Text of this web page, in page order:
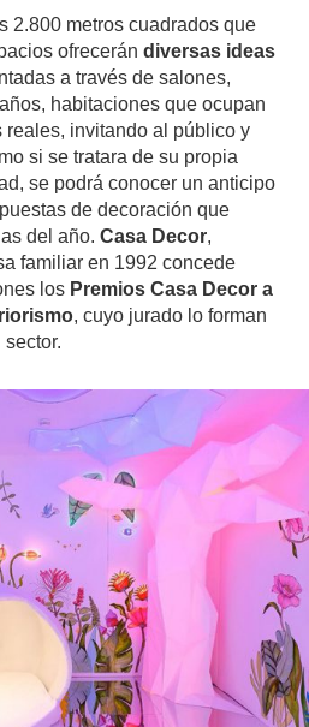
2.800 metros cuadrados que
ofrecerán diversas ideas
a través de salones,
habitaciones que ocupan
invitando al público y
si se tratara de su propia
se podrá conocer un anticipo
de decoración que
del año.Casa Decor,
familiar en 1992 concede
los Premios Casa Decor a
, cuyo jurado lo forman